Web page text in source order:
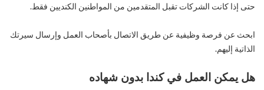
حتى إذا كانت الشركات تقبل المتقدمين من المواطنين الكنديين فقط.
ابحث عن فرصة وظيفية عن طريق الاتصال بأصحاب العمل وإرسال سيرتك
الذاتية إليهم.
هل يمكن العمل في كندا بدون شهاده